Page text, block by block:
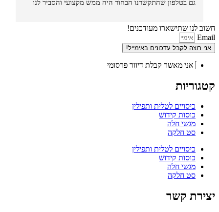
חשוב לנו שתישארו מעודכנים!
Email
אני רוצה לקבל עדכונים באימייל!
אני מאשר קבלת דיוור פרסומי
קטגוריות
כיסויים לטלית ותפילין
כוסות קידוש
מגשי חלה
סט חלקה
כיסויים לטלית ותפילין
כוסות קידוש
מגשי חלה
סט חלקה
יצירת קשר